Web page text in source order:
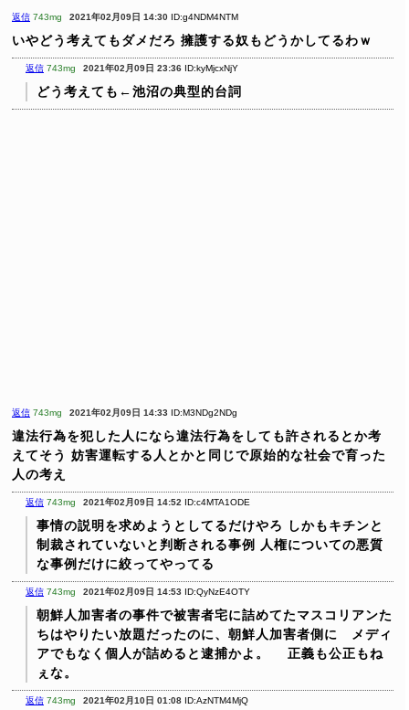
返信 743mg 2021年02月09日 14:30 ID:g4NDM4NTM
いやどう考えてもダメだろ 擁護する奴もどうかしてるわｗ
返信 743mg 2021年02月09日 23:36 ID:kyMjcxNjY
どう考えても←池沼の典型的台詞
返信 743mg 2021年02月09日 14:33 ID:M3NDg2NDg
違法行為を犯した人になら違法行為をしても許されるとか考
えてそう 妨害運転する人とかと同じで原始的な社会で育った
人の考え
返信 743mg 2021年02月09日 14:52 ID:c4MTA1ODE
事情の説明を求めようとしてるだけやろ
しかもキチンと
制裁されていないと判断される事例
人権についての悪質
な事例だけに絞ってやってる
返信 743mg 2021年02月09日 14:53 ID:QyNzE4OTY
朝鮮人加害者の事件で被害者宅に詰めてたマスコリアンた
ちはやりたい放題だったのに、朝鮮人加害者側に メディ
アでもなく個人が詰めると逮捕かよ。
正義も公正もね
ぇな。
返信 743mg 2021年02月10日 01:08 ID:AzNTM4MjQ